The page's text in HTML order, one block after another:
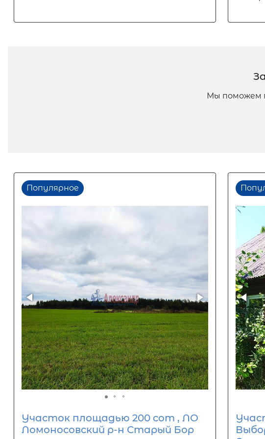
Мы поможем
Популярное
Участок площадью 200 сот , ЛО
Ломоносовский р-н Старый Бор